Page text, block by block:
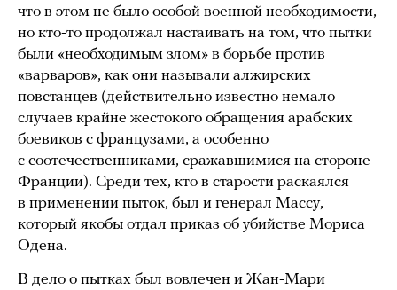
что в этом не было особой военной необходимости,
но кто-то продолжал настаивать на том, что пытки
были «необходимым злом» в борьбе против
«варваров», как они называли алжирских
повстанцев (действительно известно немало
случаев крайне жестокого обращения арабских
боевиков с французами, а особенно
с соотечественниками, сражавшимися на стороне
Франции). Среди тех, кто в старости раскаялся
в применении пыток, был и генерал Массу,
который якобы отдал приказ об убийстве Мориса
Одена.
В дело о пытках был вовлечен и Жан-Мари